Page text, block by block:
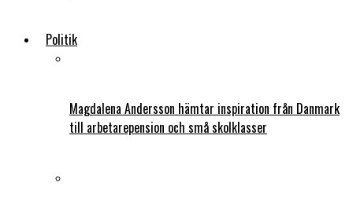
Politik
Magdalena Andersson hämtar inspiration från Danmark
till arbetarepension och små skolklasser